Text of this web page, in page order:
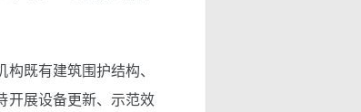
既有建筑围护结构、
开展设备更新、示范效